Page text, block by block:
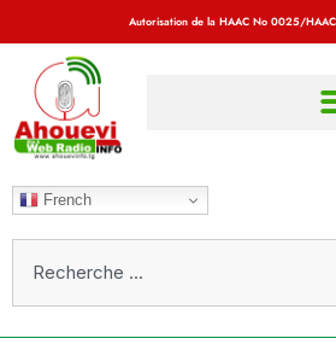
Autorisation de la HAAC No 0025/
French